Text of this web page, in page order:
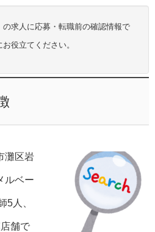
求人に応募・転職前の確認情報で
役立てください。
灘区岩
ルベー
5人、
舗で